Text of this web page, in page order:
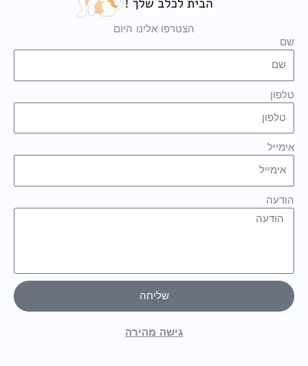
הצטרפו אלינו היום
שם
טלפון
אימייל
הודעה
שליחה
גישה מהירה